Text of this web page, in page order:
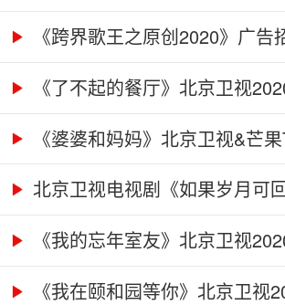
《跨界歌王之原创2020》广告
《了不起的餐厅》北京卫视
《婆婆和妈妈》北京卫视&芒
北京卫视电视剧《如果岁月可
牌...《我的忘年室友》北京卫视
《我在颐和园等你》北京卫视